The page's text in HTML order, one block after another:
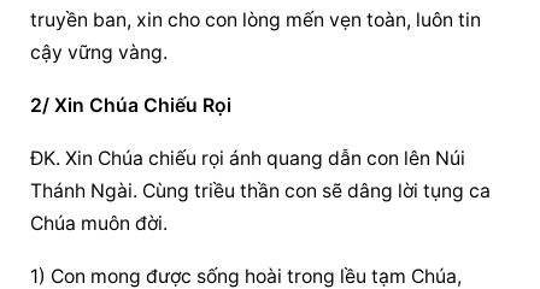
truyền ban, xin cho con lòng mến vẹn toàn, luôn tin
cậy vững vàng.
2/ Xin Chúa Chiếu Rọi
ĐK. Xin Chúa chiếu rọi ánh quang dẫn con lên Núi
Thánh Ngài. Cùng triều thần con sẽ dâng lời tụng ca
Chúa muôn đời.
1) Con mong được sống hoài trong lều tạm Chúa,